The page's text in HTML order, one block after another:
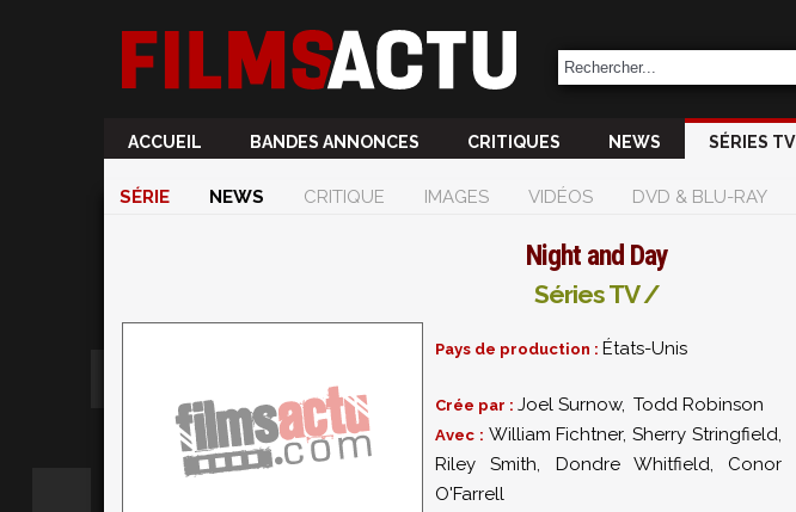
ACCUEIL BANDES ANNONCES CRITIQUES NEWS SÉRIES TV
SÉRIE NEWS CRITIQUE IMAGES VIDÉOS DVD & BLU-RAY
Night and Day
Séries TV /
Pays de production : États-Unis
Crée par : Joel Surnow, Todd Robinson
Avec : William Fichtner,Sherry Stringfield,
Riley Smith, Dondre Whitfield, Conor
O'Farrell